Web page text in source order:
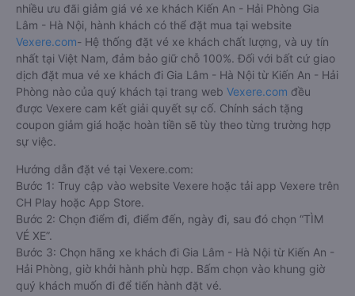
nhiều ưu đãi giảm giá vé xe khách Kiến An - Hải Phòng Gia
Lâm - Hà Nội, hành khách có thể đặt mua tại website
Vexere.com- Hệ thống đặt vé xe khách chất lượng, và uy tín
nhất tại Việt Nam, đảm bảo giữ chỗ 100%. Đối với bất cứ giao
dịch đặt mua vé xe khách đi Gia Lâm - Hà Nội từ Kiến An - Hải
Phòng nào của quý khách tại trang web Vexere.com đều
được Vexere cam kết giải quyết sự cố. Chính sách tặng
coupon giảm giá hoặc hoàn tiền sẽ tùy theo từng trường hợp
sự việc.
Hướng dẫn đặt vé tại Vexere.com:
Bước 1: Truy cập vào website Vexere hoặc tải app Vexere trên
CH Play hoặc App Store.
Bước 2: Chọn điểm đi, điểm đến, ngày đi, sau đó chọn “TÌM
VÉ XE”.
Bước 3: Chọn hãng xe khách đi Gia Lâm - Hà Nội từ Kiến An -
Hải Phòng, giờ khởi hành phù hợp. Bấm chọn vào khung giờ
quý khách muốn đi để tiến hành đặt vé.